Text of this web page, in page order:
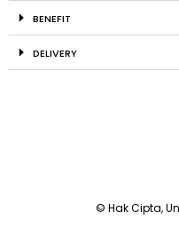
BENEFIT
DELIVERY
© Hak Cipta,